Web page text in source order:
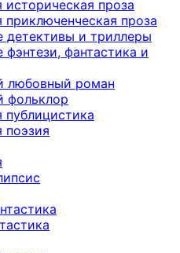
историческая проза
приключенческая проза
детективы и триллеры
фэнтези, фантастика и
любовный роман
фольклор
публицистика
поэзия